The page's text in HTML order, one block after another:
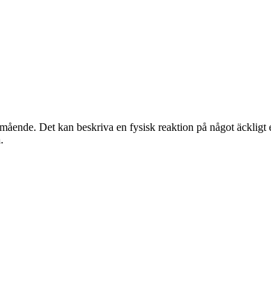
Det kan beskriva en fysisk reaktion på något